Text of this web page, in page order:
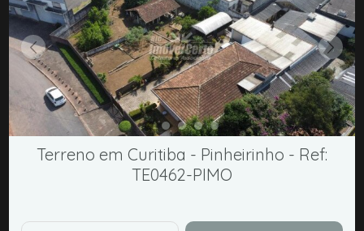
Terreno em Curitiba - Pinheirinho - Ref:
TE0462-PIMO